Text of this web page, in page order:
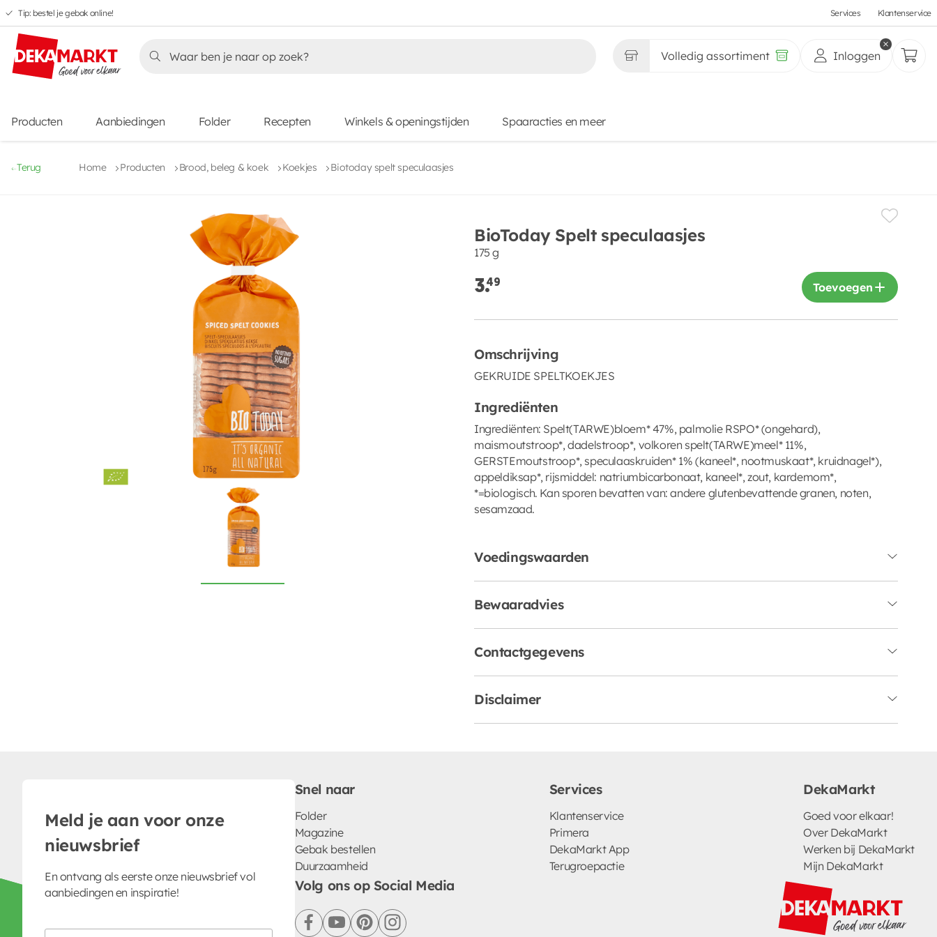
Overslaan
naar
hoofdnavigatie
Overslaan
naar
hoofdinhoud
Overslaan
naar
voettekstinhoud
Overslaan
naar
aanbiedingen
Tip: bestel je gebak online! Services Klantenservice
Volledig assortiment Inloggen
Producten Aanbiedingen Folder Recepten Winkels & openingstijden Spaaracties en meer
Terug Home Producten Brood, beleg & koek Koekjes Biotoday spelt speculaasjes
BioToday Spelt speculaasjes
175 g
3.49 Toevoegen
Omschrijving
GEKRUIDE SPELTKOEKJES
Ingrediënten
Ingrediënten: Spelt(TARWE)bloem* 47%, palmolie RSPO* (ongehard),
maismoutstroop*, dadelstroop*, volkoren spelt(TARWE)meel* 11%,
GERSTEmoutstroop*, speculaaskruiden* 1% (kaneel*, nootmuskaat*, kruidnagel*),
appeldiksap*, rijsmiddel: natriumbicarbonaat, kaneel*, zout, kardemom*,
*=biologisch. Kan sporen bevatten van: andere glutenbevattende granen, noten,
sesamzaad.
Voedingswaarden
Bewaaradvies
Contactgegevens
Disclaimer
Meld je aan voor onze
nieuwsbrief
En ontvang als eerste onze nieuwsbrief vol
aanbiedingen en inspiratie!
Snel naar
Folder
Magazine
Gebak bestellen
Duurzaamheid
Services
Klantenservice
Primera
DekaMarkt App
Terugroepactie
DekaMarkt
Goed voor elkaar!
Over DekaMarkt
Werken bij DekaMarkt
Mijn DekaMarkt
Volg ons op Social Media
facebookyoutubepinterestinstagram